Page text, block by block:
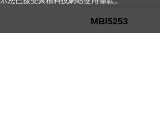
MBI5253